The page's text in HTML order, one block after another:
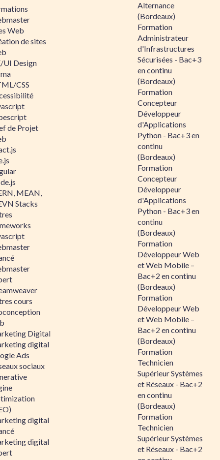
Web
de sites
UI Design
CSS
de Projet
MEAN,
Stacks
cours
Digital
digital
Ads
sociaux
digital
digital
Alternance
(Bordeaux)
Formation
Administrateur
d'Infrastructures
Sécurisées - Bac+3
en continu
(Bordeaux)
Formation
Concepteur
Développeur
d'Applications
Python - Bac+3 en
continu
(Bordeaux)
Formation
Concepteur
Développeur
d'Applications
Python - Bac+3 en
continu
(Bordeaux)
Formation
Développeur Web
et Web Mobile –
Bac+2 en continu
(Bordeaux)
Formation
Développeur Web
et Web Mobile –
Bac+2 en continu
(Bordeaux)
Formation
Technicien
Supérieur Systèmes
et Réseaux - Bac+2
en continu
(Bordeaux)
Formation
Technicien
Supérieur Systèmes
et Réseaux - Bac+2